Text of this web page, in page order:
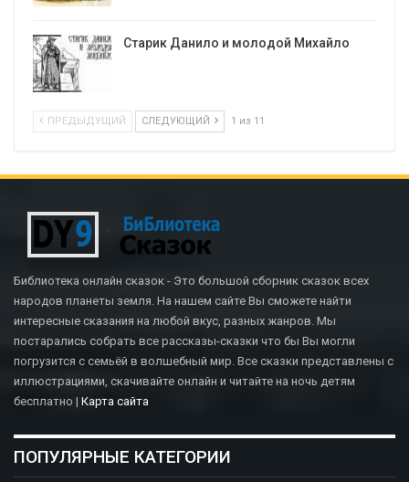
Старик Данило и молодой Михайло
ПРЕДЫДУЩИЙ СЛЕДУЮЩИЙ 1 из 11
Библиотека онлайн сказок - Это большой сборник сказок всех
народов планеты земля. На нашем сайте Вы сможете найти
интересные сказания на любой вкус, разных жанров. Мы
постарались собрать все рассказы-сказки что бы Вы могли
погрузится с семьёй в волшебный мир. Все сказки представлены с
иллюстрациями, скачивайте онлайн и читайте на ночь детям
бесплатно | Карта сайта
ПОПУЛЯРНЫЕ КАТЕГОРИИ